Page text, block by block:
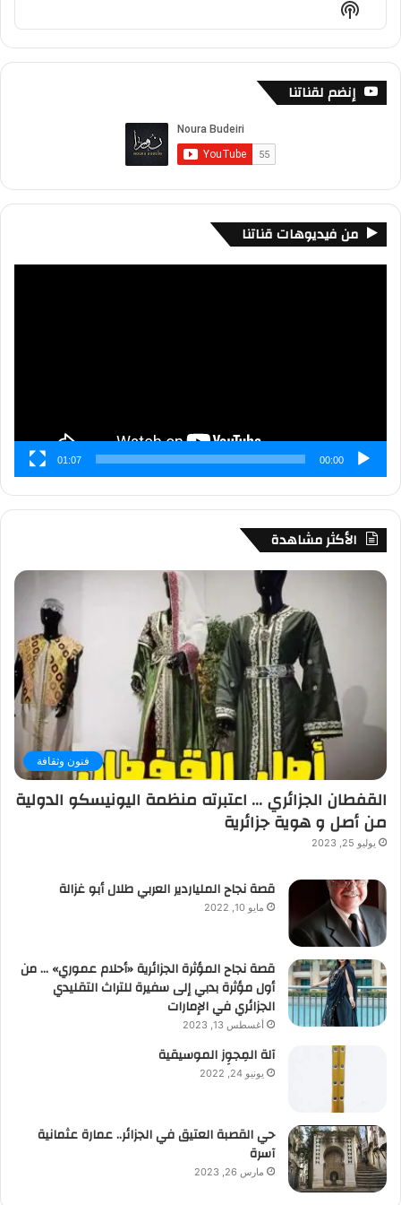
Show
Podcast
Information
إنضم لقناتنا
من فيديوهات قناتنا
00:00
01:07
الأكثر مشاهدة
فنون وثقافة
القفطان الجزائري … اعتبرته منظمة اليونيسكو الدولية
من أصل و هوية جزائرية
يوليو 25, 2023
قصة نجاح الملياردير العربي طلال أبو غزالة
مايو 10, 2022
قصة نجاح المؤثرة الجزائرية «أحلام عموري» … من
أول مؤثرة بدبي إلى سفيرة للتراث التقليدي
الجزائري في الإمارات
أغسطس 13, 2023
آلة المِجوِز الموسيقية‎‎
يونيو 24, 2022
حي القصبة العتيق في الجزائر.. عمارة عثمانية
آسرة
مارس 26, 2023